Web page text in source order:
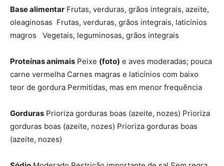
Base alimentar Frutas, verduras, grãos integrais, azeite,
oleaginosas Frutas, verduras, grãos integrais, laticínios
magros Vegetais, leguminosas, grãos integrais
Proteínas animais Peixe (foto) e aves moderadas; pouca
carne vermelha Carnes magras e laticínios com baixo
teor de gordura Permitidas, mas em menor frequência
Gorduras Prioriza gorduras boas (azeite, nozes) Prioriza
gorduras boas (azeite, nozes) Prioriza gorduras boas
(azeite, nozes)